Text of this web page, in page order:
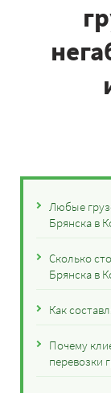
Любые
Брянска в
Сколько
Брянска в
Как
Почему
перевозки